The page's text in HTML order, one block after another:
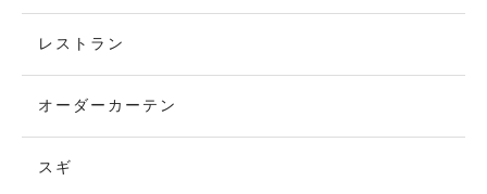
レストラン
オーダーカーテン
スギ